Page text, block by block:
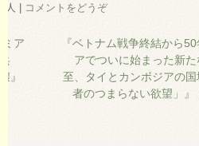
人 | コメントをどうぞ
ア
』
『ベトナム戦争終結から
アでついに始まった新
至、タイとカンボジアの
者のつまらない欲望」